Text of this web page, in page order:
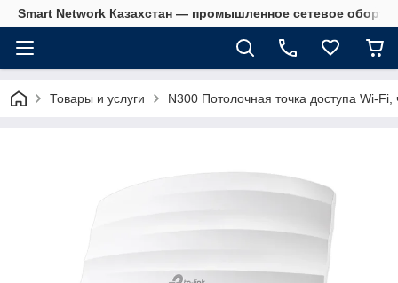
Smart Network Казахстан — промышленное сетевое
Товары и услуги N300 Потолочная точка доступа Wi-